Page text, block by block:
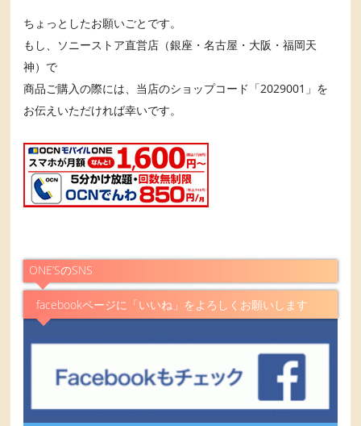
ちょっとしたお願いごとです。
もし、ソニーストア直営店（銀座・名古屋・大阪・福岡天
神）で
商品ご購入の際には、当店のショップコード「2029001」を
お伝えいただければ幸いです。
ONE’SのSNS
facebookページに「いいね」をよろしくお願いします